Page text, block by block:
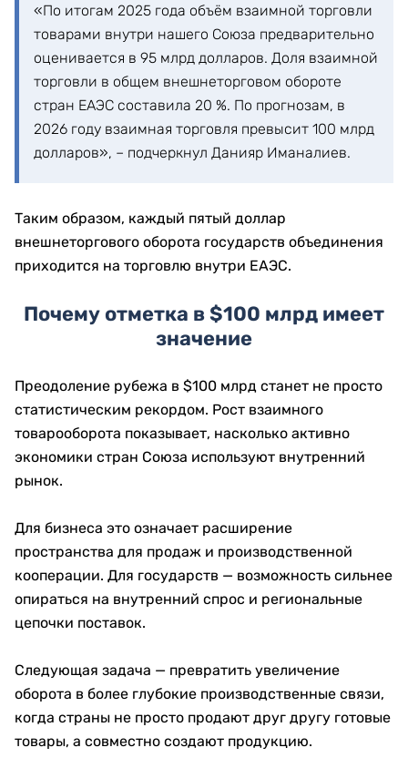
«По итогам 2025 года объём взаимной торговли
товарами внутри нашего Союза предварительно
оценивается в 95 млрд долларов. Доля взаимной
торговли в общем внешнеторговом обороте
стран ЕАЭС составила 20 %. По прогнозам, в
2026 году взаимная торговля превысит 100 млрд
долларов», – подчеркнул Данияр Иманалиев.
Таким образом, каждый пятый доллар
внешнеторгового оборота государств объединения
приходится на торговлю внутри ЕАЭС.
Почему отметка в $100 млрд имеет
значение
Преодоление рубежа в $100 млрд станет не просто
статистическим рекордом. Рост взаимного
товарооборота показывает, насколько активно
экономики стран Союза используют внутренний
рынок.
Для бизнеса это означает расширение
пространства для продаж и производственной
кооперации. Для государств — возможность сильнее
опираться на внутренний спрос и региональные
цепочки поставок.
Следующая задача — превратить увеличение
оборота в более глубокие производственные связи,
когда страны не просто продают друг другу готовые
товары, а совместно создают продукцию.